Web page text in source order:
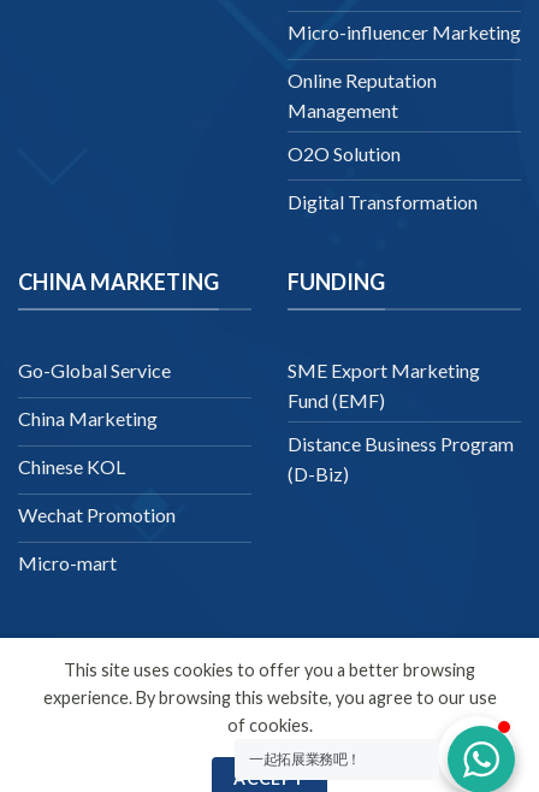
Micro-influencer Marketing
Online Reputation
Management
O2O Solution
Digital Transformation
CHINA MARKETING
Go-Global Service
China Marketing
Chinese KOL
Wechat Promotion
Micro-mart
FUNDING
SME Export Marketing
Fund (EMF)
Distance Business Program
(D-Biz)
English
Copyright 2026 ©SDMC
SEO Company | Digital Marketing | Online Marketing
一起拓展業務吧！
This site uses cookies to offer you a better browsing
experience. By browsing this website, you agree to our use
of cookies.
ACCEPT